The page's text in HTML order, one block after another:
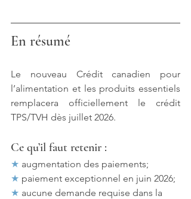
En résumé
Le nouveau Crédit canadien pour
l’alimentation et les produits essentiels
remplacera officiellement le crédit
TPS/TVH dès juillet 2026.
Ce qu’il faut retenir :
★ augmentation des paiements;
★ paiement exceptionnel en juin 2026;
★ aucune demande requise dans la